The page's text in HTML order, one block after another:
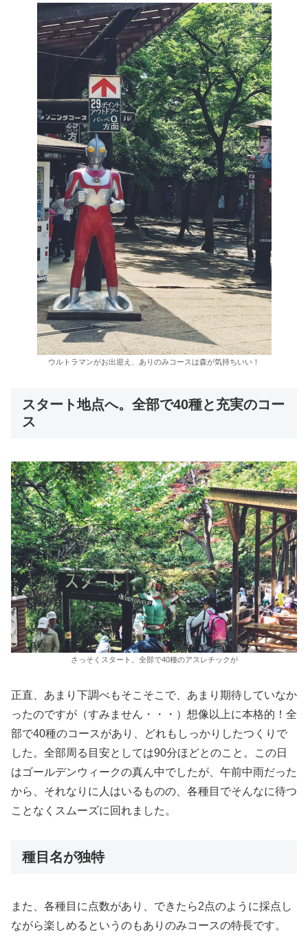
ウルトラマンがお出迎え、ありのみコースは森が気持ちいい！
スタート地点へ。全部で40種と充実のコー
ス
さっそくスタート。全部で40種のアスレチックが
正直、あまり下調べもそこそこで、あまり期待していなか
ったのですが（すみません・・・）想像以上に本格的！全
部で40種のコースがあり、どれもしっかりしたつくりで
した。全部周る目安としては90分ほどとのこと。この日
はゴールデンウィークの真ん中でしたが、午前中雨だった
から、それなりに人はいるものの、各種目でそんなに待つ
ことなくスムーズに回れました。
種目名が独特
また、各種目に点数があり、できたら2点のように採点し
ながら楽しめるというのもありのみコースの特長です。